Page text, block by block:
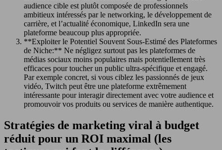
audience cible est plutôt composée de professionnels
ambitieux intéressés par le networking, le développement de
carrière, et l’actualité économique, LinkedIn sera une
plateforme beaucoup plus appropriée.
**Exploiter le Potentiel Souvent Sous-Estimé des Plateformes
de Niche:** Ne négligez surtout pas les plateformes de
médias sociaux moins populaires mais potentiellement très
efficaces pour toucher un public ultra-spécifique et engagé.
Par exemple concret, si vous ciblez les passionnés de jeux
vidéo, Twitch peut être une plateforme extrêmement
intéressante pour interagir directement avec votre audience et
promouvoir vos produits ou services de manière authentique.
Stratégies de marketing viral à budget
réduit pour un ROI maximal (les